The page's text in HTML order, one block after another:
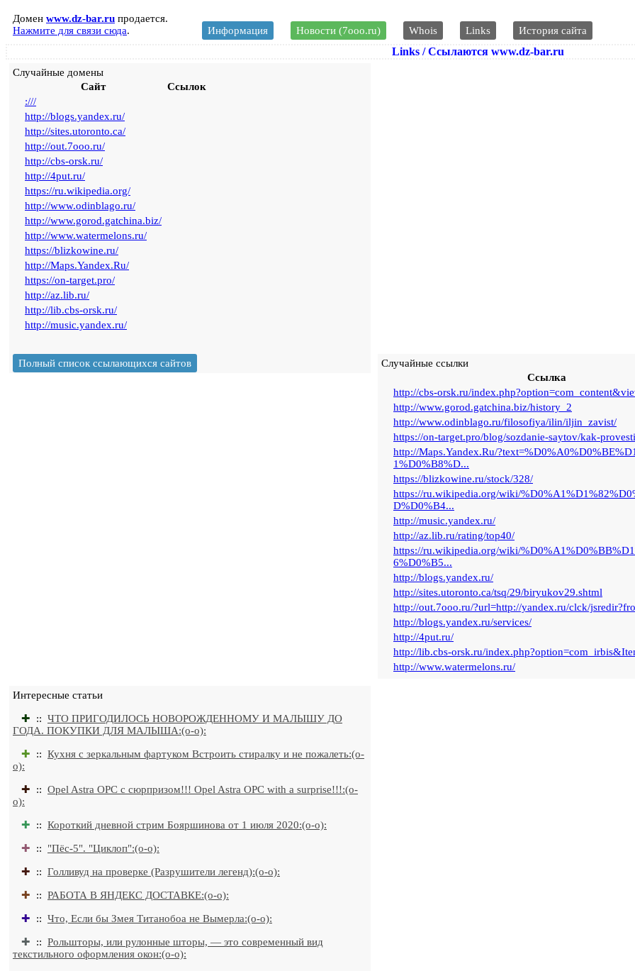
Домен www.dz-bar.ru продается.
Нажмите для связи сюда. Информация Новости (7ooo.ru) Whois Links История сайта
Links / Ссылаются www.dz-bar.ru
Случайные домены
Сайт
Ссылок
:///
http://blogs.yandex.ru/
http://sites.utoronto.ca/
http://out.7ooo.ru/
http://cbs-orsk.ru/
http://4put.ru/
https://ru.wikipedia.org/
http://www.odinblago.ru/
http://www.gorod.gatchina.biz/
http://www.watermelons.ru/
https://blizkowine.ru/
http://Maps.Yandex.Ru/
https://on-target.pro/
http://az.lib.ru/
http://lib.cbs-orsk.ru/
http://music.yandex.ru/
Полный список ссылающихся сайтов
Случайные ссылки
Ссылка
http://cbs-orsk.ru/
http://www.gorod.gatchina.biz/history_2
http://www.odinblago.ru/filosofiya/ilin/iljin_zavist/
https://on-target.pro/blog/sozdanie-saytov/kak-
http://Maps.Yandex.Ru/
1%D0%B8%D...
https://blizkowine.ru/stock/328/
https://ru.wikipedia.org/wiki/
D%D0%B4...
http://music.yandex.ru/
http://az.lib.ru/rating/top40/
https://ru.wikipedia.org/wiki/
6%D0%B5...
http://blogs.yandex.ru/
http://sites.utoronto.ca/tsq/29/biryukov29.shtml
http://out.7ooo.ru/?url=http://yandex.ru/clck/
http://blogs.yandex.ru/services/
http://4put.ru/
http://lib.cbs-orsk.ru/
http://www.watermelons.ru/
Интересные статьи
✚ :: ЧТО ПРИГОДИЛОСЬ НОВОРОЖДЕННОМУ И МАЛЫШУ ДО
ГОДА. ПОКУПКИ ДЛЯ МАЛЫША:(o-o):
✚ :: Кухня с зеркальным фартуком Встроить стиралку и не пожалеть:(o-
o):
✚ :: Opel Astra OPC с сюрпризом!!! Opel Astra OPC with a surprise!!!:(o-
o):
✚ :: Короткий дневной стрим Бояршинова от 1 июля 2020:(o-o):
✚ :: "Пёс-5". "Циклоп":(o-o):
✚ :: Голливуд на проверке (Разрушители легенд):(o-o):
✚ :: РАБОТА В ЯНДЕКС ДОСТАВКЕ:(o-o):
✚ :: Что, Если бы Змея Титанобоа не Вымерла:(o-o):
✚ :: Рольшторы, или рулонные шторы, — это современный вид
текстильного оформления окон:(o-o):